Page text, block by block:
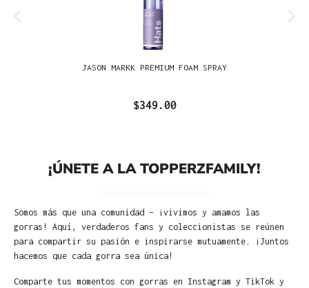
JASON MARKK PREMIUM FOAM SPRAY
$349.00
¡ÚNETE A LA TOPPERZFAMILY!
Somos más que una comunidad – ¡vivimos y amamos las
gorras! Aquí, verdaderos fans y coleccionistas se reúnen
para compartir su pasión e inspirarse mutuamente. ¡Juntos
hacemos que cada gorra sea única!
Comparte tus momentos con gorras en Instagram y TikTok y